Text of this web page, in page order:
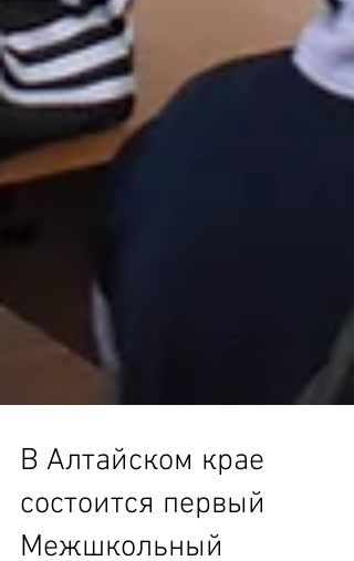
В Алтайском крае
состоится первый